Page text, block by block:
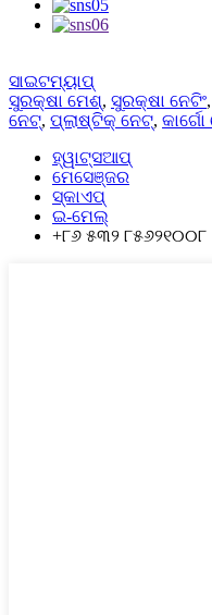
ସାଇଟମ୍ୟାପ୍
ସୁରକ୍ଷା ମେଶ୍, ସୁରକ୍ଷା ନେଟିଂ,
ନେଟ୍, ପ୍ଲାଷ୍ଟିକ୍ ନେଟ୍,
ହ୍ୱାଟ୍ସଆପ୍
ମେସେଞ୍ଜର
ସ୍କାଏପ୍
ଇ-ମେଲ୍
+୮୬ ୫୩୨ ୮୫୬୨୧୦୦୮